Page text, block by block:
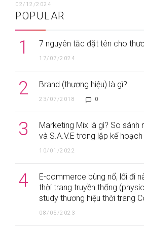
02/12/2024
POPULAR
1 7 nguyên tắc đặt tên cho
17/07/2024
2 Brand (thương hiệu) là gì?
23/07/2018 0
3
Marketing Mix là gì? So sánh
và S.A.V.E trong lập kế
10/01/2022
4
E-commerce bùng nổ, lối đi
thời trang truyền thống
study thương hiệu thời trang
08/05/2023